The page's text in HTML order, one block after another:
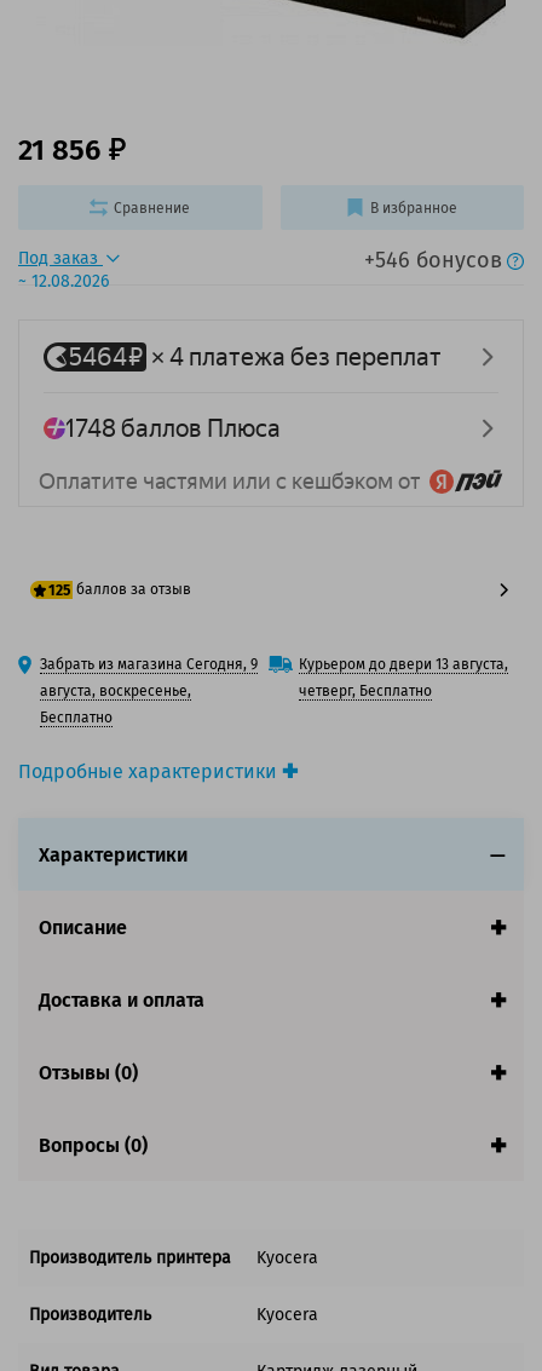
Подробные характеристики
Вид товара:Картридж лазерный
Ресурс:20 000 страниц формата А4 при 5%
Совместим с аппаратами
Под заказ
~ 12.08.2026
+546 бонусов
21 856
125 баллов за отзыв
100 баллов
125 баллов
Забрать из магазина Сегодня, 9
августа, воскресенье,
Бесплатно
Курьером до двери 13 августа,
четверг, Бесплатно
Сравнение В избранное
Характеристики
Описание
Доставка и оплата
Отзывы (0)
Вопросы (0)
Производитель принтера Kyocera
Производитель Kyocera